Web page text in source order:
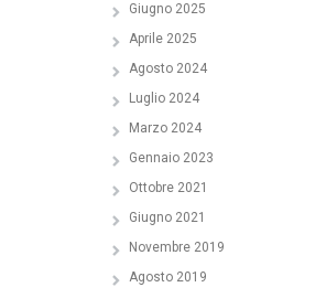
Giugno 2025
Aprile 2025
Agosto 2024
Luglio 2024
Marzo 2024
Gennaio 2023
Ottobre 2021
Giugno 2021
Novembre 2019
Agosto 2019